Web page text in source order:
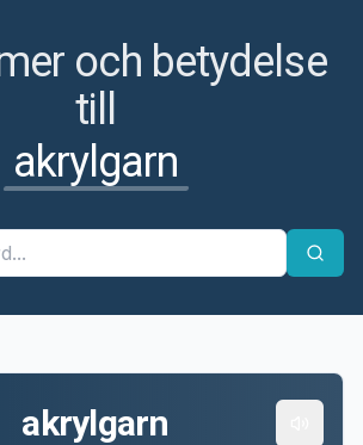
och betydelse
till
akrylgarn
akrylgarn